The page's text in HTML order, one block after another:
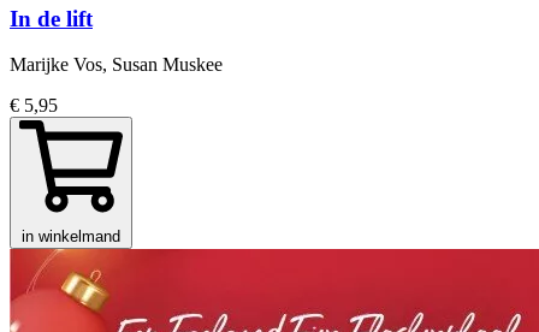
In de lift
Marijke Vos, Susan Muskee
€ 5,95
in winkelmand